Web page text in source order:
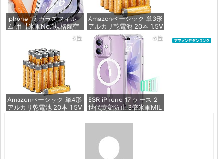
価格：¥7,990
iphone 17 ガラスフィル
ム 用【米軍No.1規格航空
材料&独創的なガイド枠】
2枚セット 全面保護 最強
硬度10H 耐衝撃 | いphon
e17 保護フィルム 気泡な
し Zeniss 自動吸着 貼付
け簡単 iphone17フィルム
超クリア画
価格：¥1,260
Amazonベーシック 単3形
アルカリ乾電池 20本 1.5V
保存期限10年 液漏れ防止
価格：¥846
5位
Amazonベーシック 単4形
アルカリ乾電池 20本 1.5V
6位
ESR iPhone 17 ケース 2
世代黄変防止 3倍米軍MIL
おん17用 カメラボタン付
ガードコーナー ワイヤレ
ス充電 耐衝撃 PC背面TP
Uバンパー 指紋防止 高耐